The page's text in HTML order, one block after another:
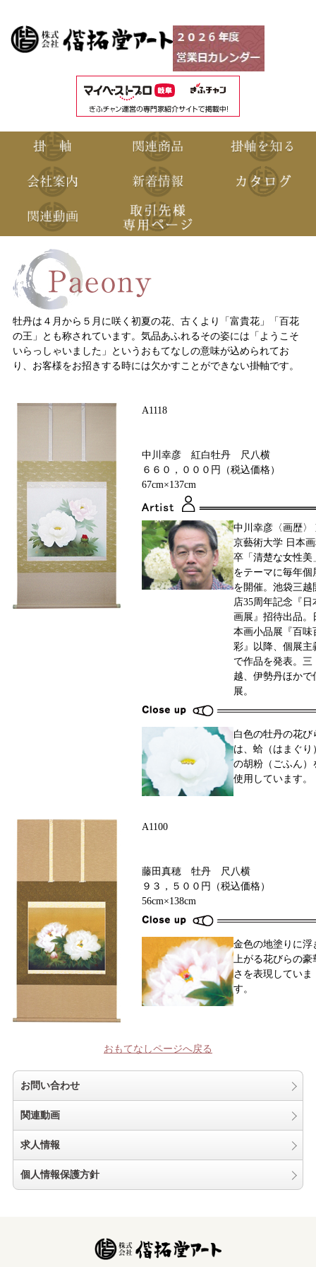
牡丹は４月から５月に咲く初夏の花、古くより「富貴花」「百花
の王」とも称されています。気品あふれるその姿には「ようこそ
いらっしゃいました」というおもてなしの意味が込められてお
り、お客様をお招きする時には欠かすことができない掛軸です。
A1118
中川幸彦 紅白牡丹 尺八横
６６０，０００円（税込価格）
67cm×137cm
中川幸彦〈画歴〉
京藝術大学 日本
卒「清楚な女性美
をテーマに毎年個
を開催。池袋三越
店35周年記念『日
画展』招待出品。
本画小品展『百味
彩』以降、個展主
で作品を発表。三
越、伊勢丹ほかで
展。
白色の牡丹の花び
は、蛤（はまぐり
の胡粉（ごふん）
使用しています。
A1100
藤田真穂 牡丹 尺八横
９３，５００円（税込価格）
56cm×138cm
金色の地塗りに浮
上がる花びらの豪
さを表現していま
す。
おもてなしページへ戻る
お問い合わせ
関連動画
求人情報
個人情報保護方針